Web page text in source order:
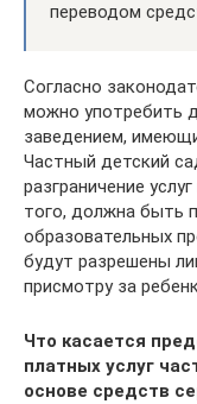
переводом
Согласно
можно употребить
заведением,
Частный детский
разграничение
того, должна быть
образовательных
будут разрешены
присмотру за
Что касается
платных услуг
основе средств